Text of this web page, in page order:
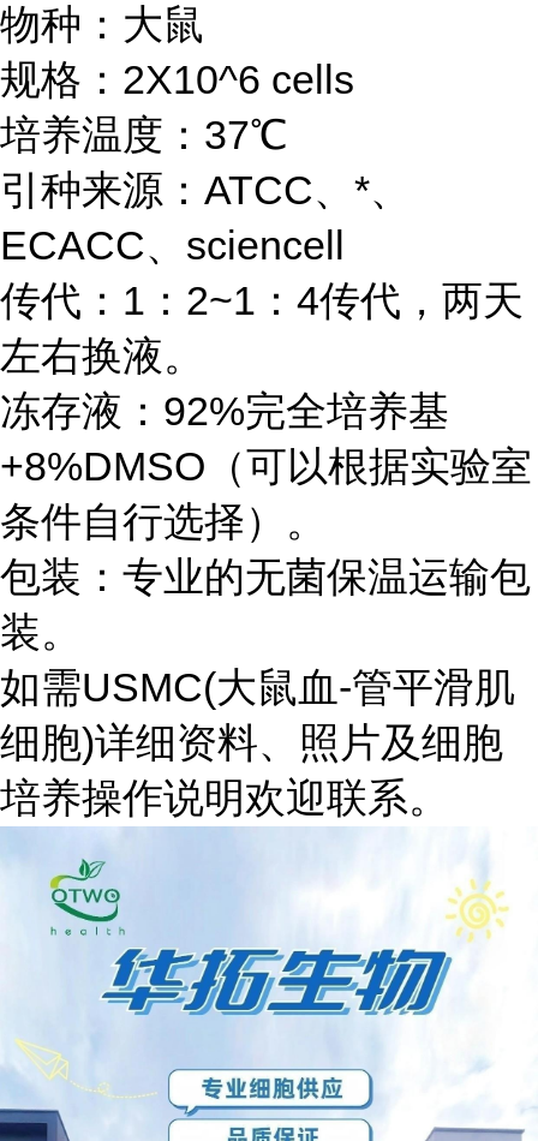
物种：大鼠
规格：2X10^6 cells
培养温度：37℃
引种来源：ATCC、*、
ECACC、sciencell
传代：1：2~1：4传代，两天
左右换液。
冻存液：92%完全培养基
+8%DMSO（可以根据实验室
条件自行选择）。
包装：专业的无菌保温运输包
装。
如需USMC(大鼠血-管平滑肌
细胞)详细资料、照片及细胞
培养操作说明欢迎联系。